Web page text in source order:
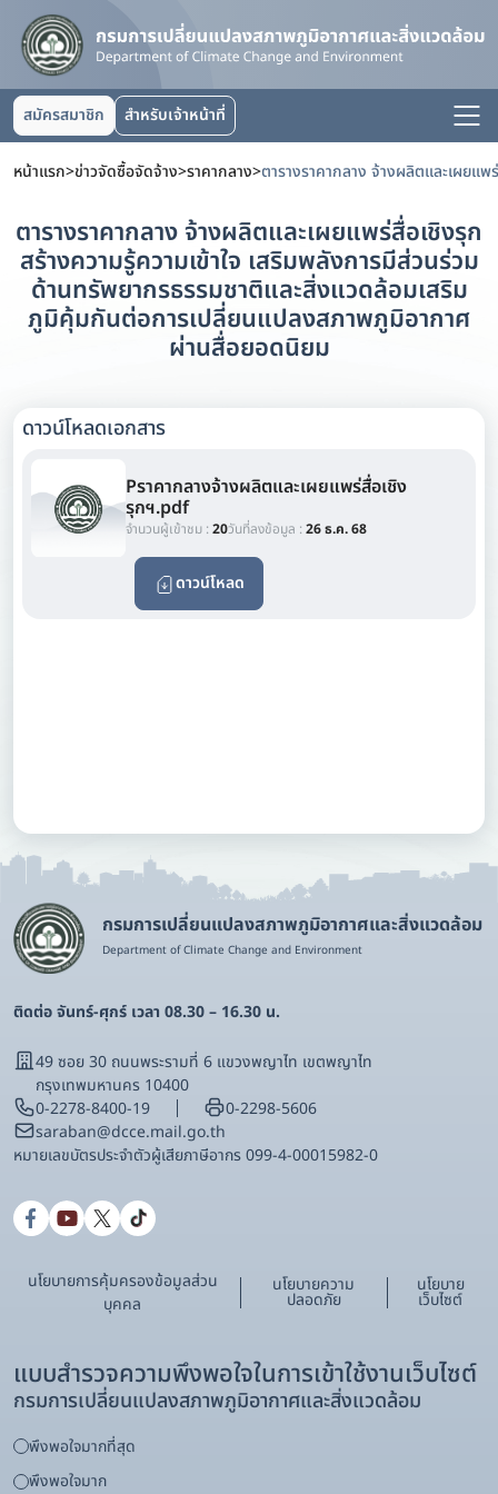
สมัครสมาชิก สำหรับเจ้าหน้าที่
หน้าแรก>ข่าวจัดซื้อจัดจ้าง>ราคากลาง>
ตารางราคากลาง จ้างผลิตและเผยแพร่สื่อเชิงรุก
สร้างความรู้ความเข้าใจ เสริมพลังการมีส่วนร่วม
ด้านทรัพยากรธรรมชาติและสิ่งแวดล้อมเสริม
ภูมิคุ้มกันต่อการเปลี่ยนแปลงสภาพภูมิอากาศ
ผ่านสื่อยอดนิยม
ดาวน์โหลดเอกสาร
Pราคากลางจ้างผลิตและเผยแพร่สื่อเชิง
รุกฯ.pdf
จำนวนผู้เข้าชม :20วันที่ลงข้อมูล :26 ธ.ค. 68
ดาวน์โหลด
กรมการเปลี่ยนแปลงสภาพภูมิอากาศและสิ่งแวดล้อม
Department of Climate Change and Environment
ติดต่อ จันทร์-ศุกร์ เวลา 08.30 – 16.30 น.
49 ซอย 30 ถนนพระรามที่ 6 แขวงพญาไท เขตพญาไท
กรุงเทพมหานคร 10400
0-2278-8400-19
0-2298-5606
saraban@dcce.mail.go.th
หมายเลขบัตรประจําตัวผู้เสียภาษีอากร 099-4-00015982-0
นโยบายการคุ้มครองข้อมูลส่วน
บุคคล
นโยบายความ
ปลอดภัย
นโยบาย
เว็บไซต์
แบบสำรวจความพึงพอใจในการเข้าใช้งานเว็บไซต์
กรมการเปลี่ยนแปลงสภาพภูมิอากาศและสิ่งแวดล้อม
พึงพอใจมากที่สุด
พึงพอใจมาก